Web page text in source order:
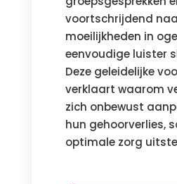
voortschrijdend
moeilijkheden in
eenvoudige luister
Deze geleidelijke
verklaart waarom
zich onbewust
hun gehoorverlies,
optimale zorg